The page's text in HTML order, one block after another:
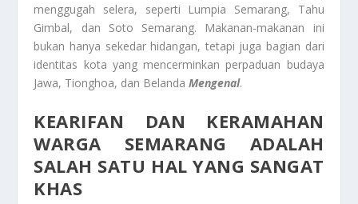
menggugah selera, seperti Lumpia Semarang, Tahu
Gimbal, dan Soto Semarang. Makanan-makanan ini
bukan hanya sekedar hidangan, tetapi juga bagian dari
identitas kota yang mencerminkan perpaduan budaya
Jawa, Tionghoa, dan Belanda Mengenal.
KEARIFAN DAN KERAMAHAN
WARGA SEMARANG ADALAH
SALAH SATU HAL YANG SANGAT
KHAS